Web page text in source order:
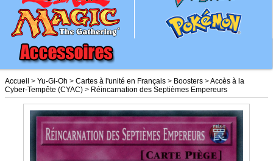
Accueil > Yu-Gi-Oh > Cartes à l'unité en Français > Boosters >Accès à la
Cyber-Tempête (CYAC) > Réincarnation des Septièmes Empereurs